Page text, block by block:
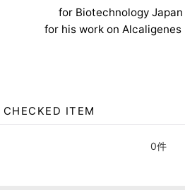
for Biotechnology Japan
for his work on
CHECKED ITEM
0件